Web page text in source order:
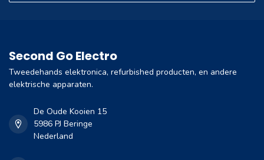
Second Go Electro
Tweedehands elektronica, refurbished producten, en andere
elektrische apparaten.
De Oude Kooien 15
5986 PJ Beringe
Nederland